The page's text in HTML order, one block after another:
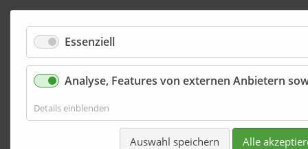
Essenziell
Analyse, Features von externen Anbietern
Details einblenden
Analyse,
Features
Auswahl speichern Alle
Produkt-